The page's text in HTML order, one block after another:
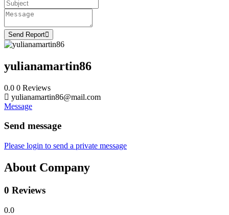
Send Report
yulianamartin86
0.0 0 Reviews
yulianamartin86@mail.com
Message
Send message
Please login to send a private message
About Company
0 Reviews
0.0